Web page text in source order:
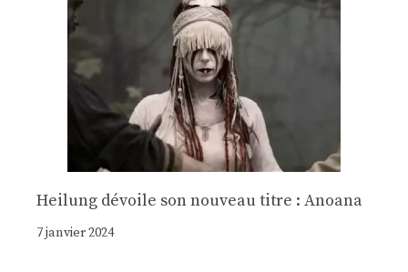
Heilung dévoile son nouveau titre : Anoana
7 janvier 2024